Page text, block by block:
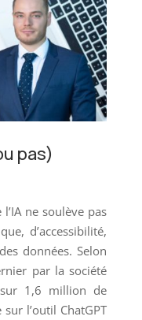
pas)
ne soulève pas
d’accessibilité,
données. Selon
par la société
sur 1,6 million de
l’outil ChatGPT